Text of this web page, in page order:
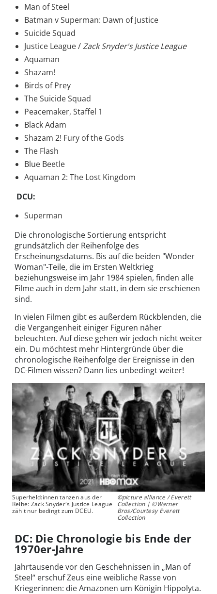
Man of Steel
Batman v Superman: Dawn of Justice
Suicide Squad
Justice League /Zack Snyder's Justice League
Aquaman
Shazam!
Birds of Prey
The Suicide Squad
Peacemaker, Staffel 1
Black Adam
Shazam 2! Fury of the Gods
The Flash
Blue Beetle
Aquaman 2: The Lost Kingdom
DCU:
Superman
Die chronologische Sortierung entspricht
grundsätzlich der Reihenfolge des
Erscheinungsdatums. Bis auf die beiden "Wonder
Woman"-Teile, die im Ersten Weltkrieg
beziehungsweise im Jahr 1984 spielen, finden alle
Filme auch in dem Jahr statt, in dem sie erschienen
sind.
In vielen Filmen gibt es außerdem Rückblenden, die
die Vergangenheit einiger Figuren näher
beleuchten. Auf diese gehen wir jedoch nicht weiter
ein. Du möchtest mehr Hintergründe über die
chronologische Reihenfolge der Ereignisse in den
DC-Filmen wissen? Dann lies unbedingt weiter!
Superheld:innen tanzen aus der
Reihe: Zack Snyder's Justice League
zählt nur bedingt zum DCEU.
©picture alliance / Everett
Collection | ©Warner
Bros/Courtesy Everett
Collection
DC: Die Chronologie bis Ende der
1970er-Jahre
Jahrtausende vor den Geschehnissen in „Man of
Steel“ erschuf Zeus eine weibliche Rasse von
Kriegerinnen: die Amazonen um Königin Hippolyta.